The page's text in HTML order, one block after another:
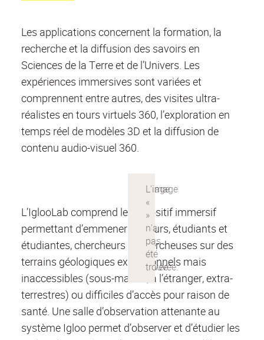
Les applications concernent la formation, la
recherche et la diffusion des savoirs en
Sciences de la Terre et de l’Univers. Les
expériences immersives sont variées et
comprennent entre autres, des visites ultra-
réalistes en tours virtuels 360, l’exploration en
temps réel de modèles 3D et la diffusion de
contenu audio-visuel 360.
L’IglooLab comprend le dispositif immersif
permettant d’emmener visiteurs, étudiants et
étudiantes, chercheurs et chercheuses sur des
terrains géologiques exceptionnels mais
inaccessibles (sous-marins, à l’étranger, extra-
terrestres) ou difficiles d’accès pour raison de
santé. Une salle d’observation attenante au
système Igloo permet d’observer et d’étudier les